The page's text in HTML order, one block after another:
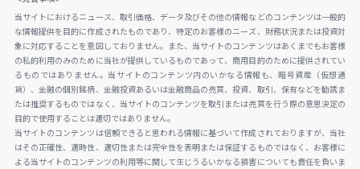
当サイトにおけるニュース、取引価格、データ及びその他の情報などのコンテンツは一般的
な情報提供を目的に作成されたものであり、特定のお客様のニーズ、財務状況または投資対
象に対応することを意図しておりません。また、当サイトのコンテンツはあくまでもお客様
の私的利用のみのために当社が提供しているものであって、商用目的のために提供されてい
るものではありません。当サイトのコンテンツ内のいかなる情報も、暗号資産（仮想通
貨）、金融の個別銘柄、金融投資あるいは金融商品の売買、投資、取引、保有などを勧誘ま
たは推奨するものではなく、当サイトのコンテンツを取引または売買を行う際の意思決定の
目的で使用することは適切ではありません。
当サイトのコンテンツは信頼できると思われる情報に基づいて作成されておりますが、当社
はその正確性、適時性、適切性または完全性を表明または保証するものではなく、お客様に
よる当サイトのコンテンツの利用等に関して生じうるいかなる損害についても責任を負いま